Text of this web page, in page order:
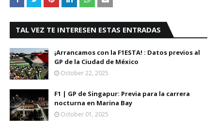
TAL VEZ TE INTERESEN ESTAS ENTRADAS
¡Arrancamos con la F1ESTA! : Datos previos al
GP de la Ciudad de México
October 22, 2025
F1 | GP de Singapur: Previa para la carrera
nocturna en Marina Bay
October 01, 2025